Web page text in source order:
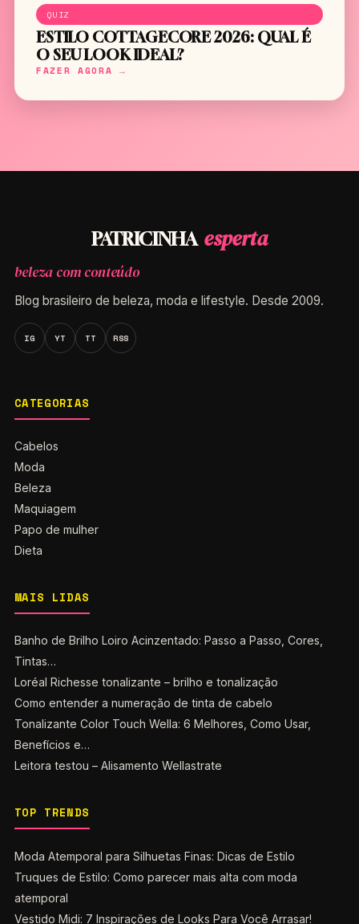
QUIZ
ESTILO COTTAGECORE 2026: QUAL É
O SEU LOOK IDEAL?
FAZER AGORA →
PATRICINHA esperta
beleza com conteúdo
Blog brasileiro de beleza, moda e lifestyle. Desde 2009.
IG YT TT RSS
CATEGORIAS
Cabelos
Moda
Beleza
Maquiagem
Papo de mulher
Dieta
MAIS LIDAS
Banho de Brilho Loiro Acinzentado: Passo a Passo, Cores,
Tintas…
Loréal Richesse tonalizante – brilho e tonalização
Como entender a numeração de tinta de cabelo
Tonalizante Color Touch Wella: 6 Melhores, Como Usar,
Benefícios e…
Leitora testou – Alisamento Wellastrate
TOP TRENDS
Moda Atemporal para Silhuetas Finas: Dicas de Estilo
Truques de Estilo: Como parecer mais alta com moda
atemporal
Vestido Midi: 7 Inspirações de Looks Para Você Arrasar!